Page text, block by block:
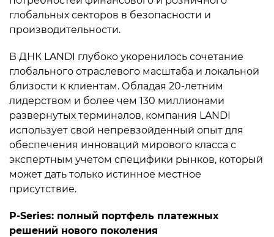
глобальных секторов в безопасности и
производительности.
В ДНК LANDI глубоко укоренилось сочетание
глобального отраслевого масштаба и локальной
близости к клиентам. Обладая 20-летним
лидерством и более чем 130 миллионами
развернутых терминалов, компания LANDI
использует свой непревзойденный опыт для
обеспечения инноваций мирового класса с
экспертным учетом специфики рынков, который
может дать только истинное местное
присутствие.
P-Series: полный портфель платежных
решений нового поколения